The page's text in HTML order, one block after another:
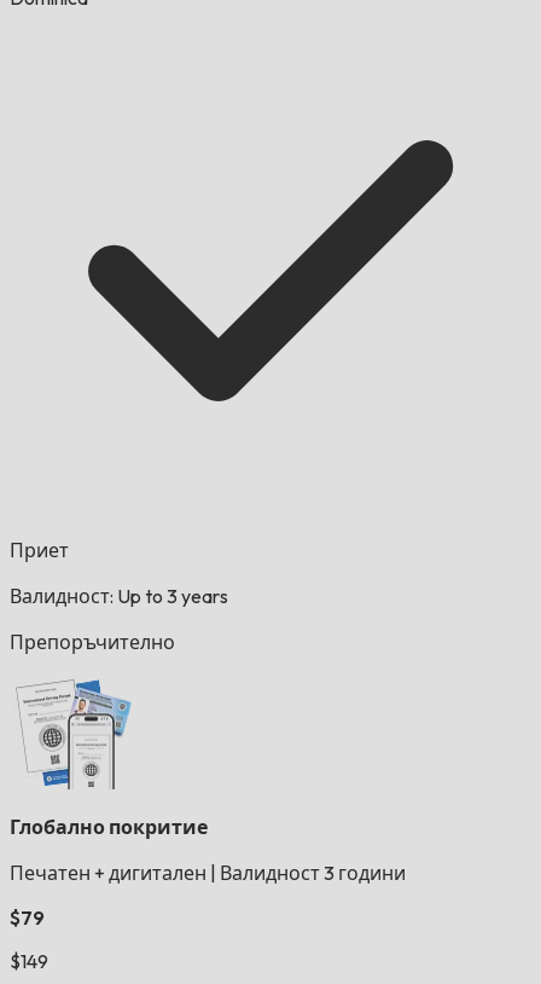
Приет
Валидност: Up to 3 years
Препоръчително
Глобално покритие
Печатен + дигитален
Валидност 3 години
$79
$149